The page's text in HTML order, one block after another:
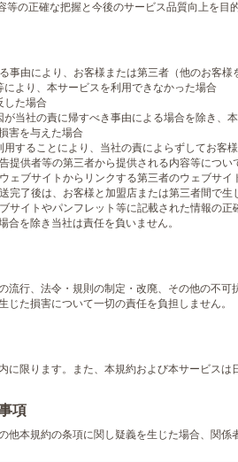
等の正確な把握と今後のサービス品質向上を
事由により、お客様または第三者（他のお客
により、本サービスを利用できなかった場合
した場合
が当社の責に帰すべき事由による場合を除き
害を与えた場合
用することにより、当社の責によらずしてお客
提供者等の第三者から提供される内容等につい
ェブサイトからリンクする第三者のウェブサ
完了後は、お客様と加盟店または第三者間で生
サイトやパンフレット等に記載された情報の
合を除き当社は責任を負いません。
流行、法令・規則の制定・改廃、その他の不
じた損害について一切の責任を負担しません。
に限ります。また、本規約および本サービスは
項
他本規約の条項に関し疑義を生じた場合、関係